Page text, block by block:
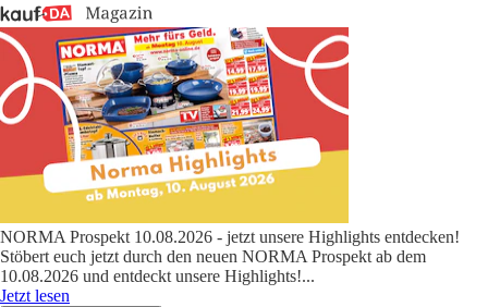
NORMA Prospekt 10.08.2026 - jetzt unsere Highlights entdecken!
Stöbert euch jetzt durch den neuen NORMA Prospekt ab dem
10.08.2026 und entdeckt unsere Highlights!...
Jetzt lesen